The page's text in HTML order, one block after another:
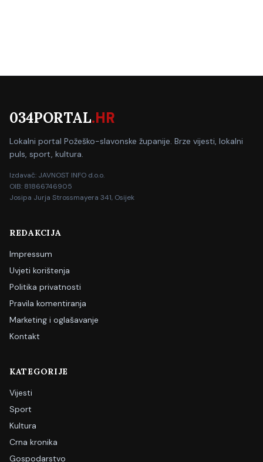
034PORTAL.HR
Lokalni portal Požeško-slavonske županije. Brze vijesti, lokalni
puls, sport, kultura.
Izdavač: JAVNOST INFO d.o.o.
OIB: 81866746905
Josipa Jurja Strossmayera 341, Osijek
REDAKCIJA
Impressum
Uvjeti korištenja
Politika privatnosti
Pravila komentiranja
Marketing i oglašavanje
Kontakt
KATEGORIJE
Vijesti
Sport
Kultura
Crna kronika
Gospodarstvo